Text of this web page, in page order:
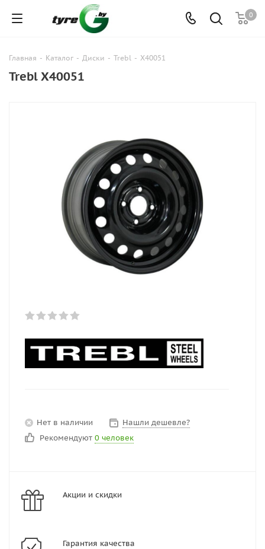
0
Главная - Каталог - Диски - Trebl - X40051
Trebl X40051
Нет в наличии
Нашли дешевле?
Рекомендуют 0 человек
Акции и скидки
Гарантия качества